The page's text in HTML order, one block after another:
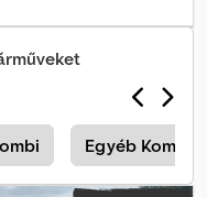
, kibocsátási
4 225 mm
év:
hívjon minket a
E-mail: Dkodpfxezpc
Bluetooth,
elektromos
Egyéb Kombi